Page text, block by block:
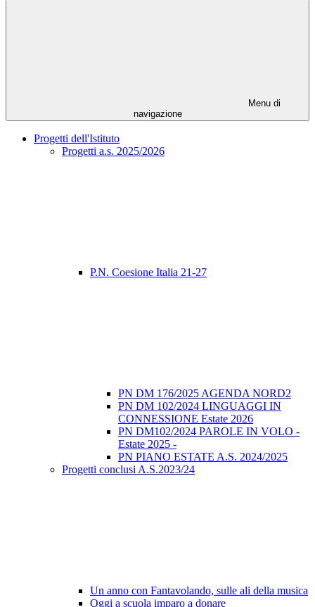
Menu di
navigazione
Progetti dell'Istituto
Progetti a.s. 2025/2026
P.N. Coesione Italia 21-27
PN DM 176/2025 AGENDA NORD2
PN DM 102/2024 LINGUAGGI IN
CONNESSIONE Estate 2026
PN DM102/2024 PAROLE IN VOLO -
Estate 2025 -
PN PIANO ESTATE A.S. 2024/2025
Progetti conclusi A.S.2023/24
Un anno con Fantavolando, sulle ali della musica
Oggi a scuola imparo a donare